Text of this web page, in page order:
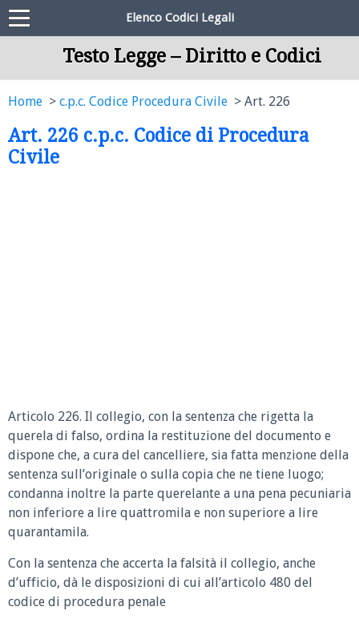
Elenco Codici Legali
Testo Legge – Diritto e Codici
Home c.p.c. Codice Procedura Civile Art. 226
Art. 226 c.p.c. Codice di Procedura
Civile
Articolo 226. Il collegio, con la sentenza che rigetta la
querela di falso, ordina la restituzione del documento e
dispone che, a cura del cancelliere, sia fatta menzione della
sentenza sull’originale o sulla copia che ne tiene luogo;
condanna inoltre la parte querelante a una pena pecuniaria
non inferiore a lire quattromila e non superiore a lire
quarantamila.
Con la sentenza che accerta la falsità il collegio, anche
d’ufficio, dà le disposizioni di cui all’articolo 480 del
codice di procedura penale